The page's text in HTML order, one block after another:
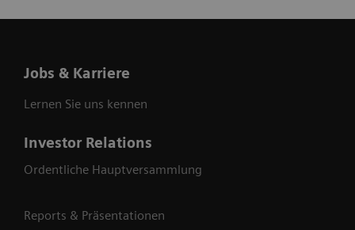
Jobs & Karriere
Lernen Sie uns kennen
Investor Relations
Ordentliche Hauptversammlung
Reports & Präsentationen